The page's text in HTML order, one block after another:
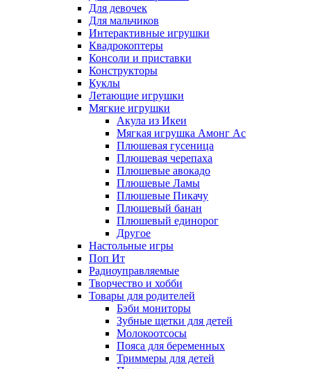
Для девочек
Для мальчиков
Интерактивные игрушки
Квадрокоптеры
Консоли и приставки
Конструкторы
Куклы
Летающие игрушки
Мягкие игрушки
Акула из Икеи
Мягкая игрушка Амонг Ас
Плюшевая гусеница
Плюшевая черепаха
Плюшевые авокадо
Плюшевые Ламы
Плюшевые Пикачу
Плюшевый банан
Плюшевый единорог
Другое
Настольные игры
Поп Ит
Радиоуправляемые
Творчество и хобби
Товары для родителей
Бэби мониторы
Зубные щетки для детей
Молокоотсосы
Пояса для беременных
Триммеры для детей